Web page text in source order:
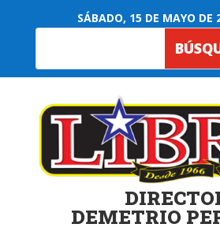
SÁBADO, 15 DE MAYO DE
DEMETRIO